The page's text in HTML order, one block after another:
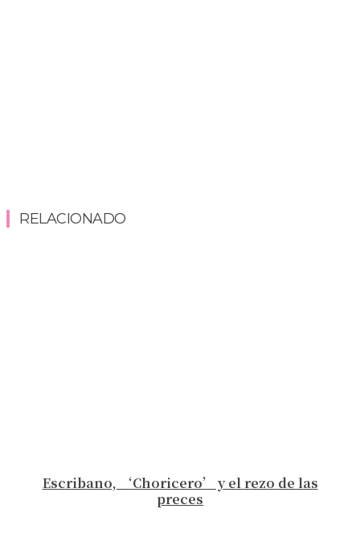
RELACIONADO
Escribano, ‘Choricero’ y el rezo de las
preces